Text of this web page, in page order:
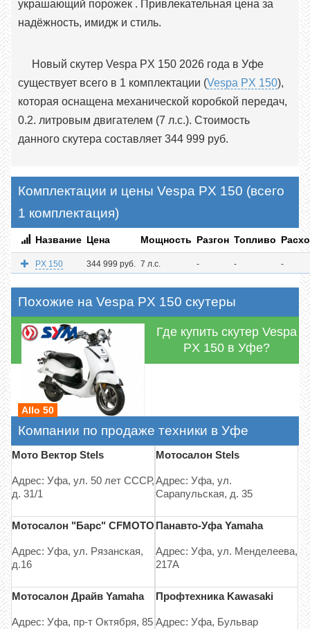
украшающий порожек . Привлекательная цена за
надёжность, имидж и стиль.
Новый скутер Vespa PX 150 2026 года в Уфе
существует всего в 1 комплектации (Vespa PX 150),
которая оснащена механической коробкой передач,
0.2. литровым двигателем (7 л.с.). Стоимость
данного скутера составляет 344 999 руб.
Комплектации и цены Vespa PX 150 (всего
1 комплектация)
Название Цена Мощность Разгон Топливо
PX 150 344 999 руб. 7 л.с. - - -
Похожие на Vespa PX 150 скутеры
Allo 50
Где купить скутер Vespa
PX 150 в Уфе?
Компании по продаже техники в Уфе
Мото Вектор Stels
Адрес: Уфа, ул. 50 лет СССР,
д. 31/1
Мотосалон "Барс" CFMOTO
Адрес: Уфа, ул. Рязанская,
д.16
Мотосалон Драйв Yamaha
Адрес: Уфа, пр-т Октября, 85
Мотосалон Stels
Адрес: Уфа, ул.
Сарапульская, д. 35
Панавто-Уфа Yamaha
Адрес: Уфа, ул. Менделеева,
217А
Профтехника Kawasaki
Адрес: Уфа, Бульвар